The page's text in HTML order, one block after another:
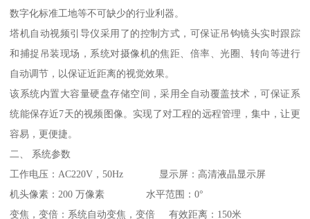
数字化标准工地等不可缺少的行业利器。
塔机自动视频引导仪采用了的控制方式，可保证吊钩镜头实时跟踪
和捕捉吊装现场，系统对摄像机的焦距、倍率、光圈、转向等进行
自动调节，以保证近距离的视觉效果。
该系统内置大容量硬盘存储空间，采用全自动覆盖技术，可保证系
统能保存近7天的视频图像。实现了对工程的远程管理，集中，让更
容易，更便捷。
二、 系统参数
工作电压：AC220V，50Hz 显示屏：高清液晶显示屏
机头像素：200 万像素 水平范围：0°
变焦，变倍：系统自动变焦，变倍 有效距离：150米